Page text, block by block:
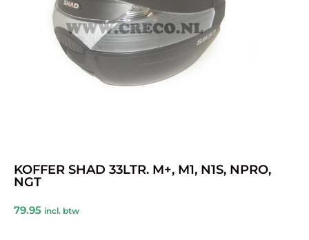
KOFFER SHAD 33LTR. M+, M1, N1S, NPRO,
NGT
79.95 incl. btw